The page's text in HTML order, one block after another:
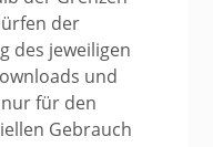
der
des jeweiligen
und
für den
Gebrauch